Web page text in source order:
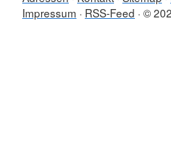
Impressum
RSS-Feed ©